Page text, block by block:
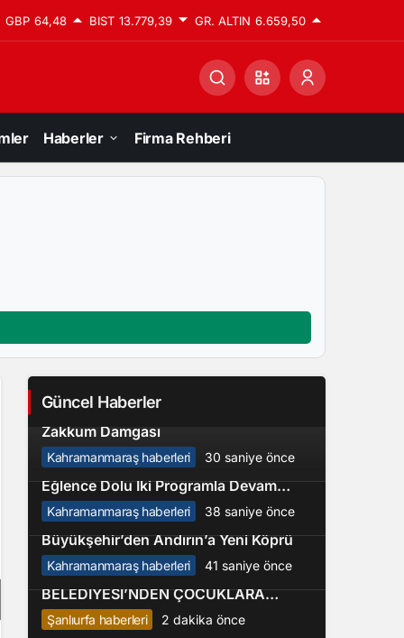
GBP 64,48 BIST 13.779,39 GR. ALTIN 6.659,50
Haberler Firma Rehberi
Güncel Haberler
Ağustos Fuarı’nın Yedinci Gününe
Zakkum Damgası
Kahramanmaraş haberleri 30 saniye önce
2
Geleneksel Ağustos Fuarı Pazar Günü
Eğlence Dolu İki Programla Devam
Edecek
Kahramanmaraş haberleri 38 saniye önce
3
Büyükşehir’den Andırın’a Yeni Köprü
Kahramanmaraş haberleri 41 saniye önce
4
ŞANLIURFA BÜYÜKŞEHİR
BELEDİYESİ’NDEN ÇOCUKLARA
PROFESYONEL BASKETBOL EĞİTİMİ
Şanlıurfa haberleri 2 dakika önce
5
Başkan Büyükkılıç, Sazyolu